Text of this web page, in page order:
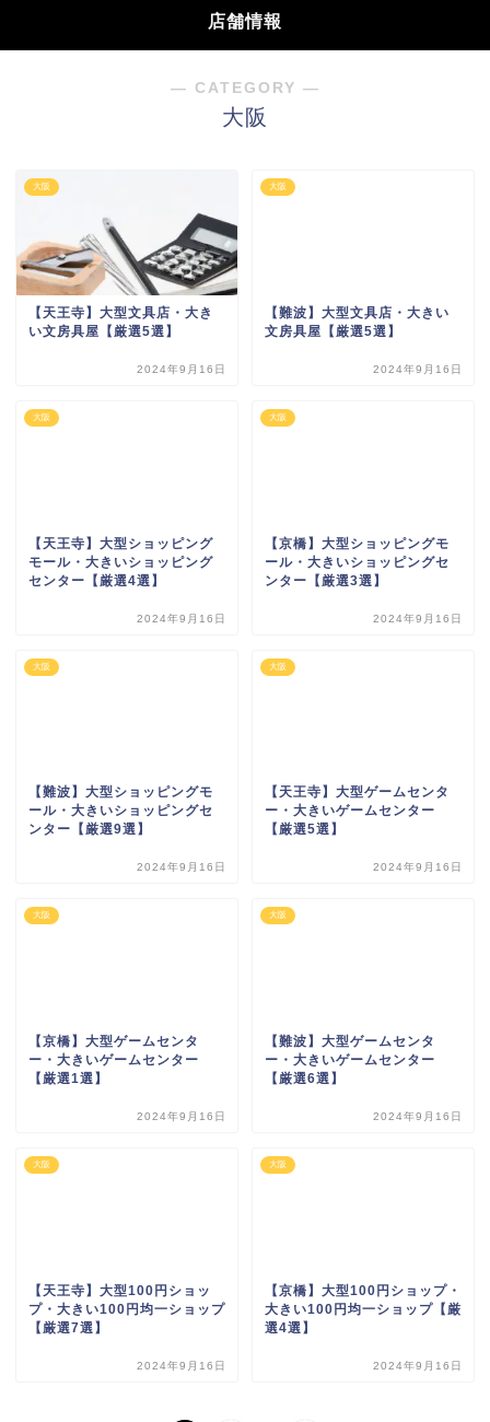
店舗情報
― CATEGORY ―
大阪
大阪
【天王寺】大型文具店・大き
い文房具屋【厳選5選】
2024年9月16日
大阪
【難波】大型文具店・大きい
文房具屋【厳選5選】
2024年9月16日
大阪
【天王寺】大型ショッピング
モール・大きいショッピング
センター【厳選4選】
2024年9月16日
大阪
【京橋】大型ショッピングモ
ール・大きいショッピングセ
ンター【厳選3選】
2024年9月16日
大阪
【難波】大型ショッピングモ
ール・大きいショッピングセ
ンター【厳選9選】
2024年9月16日
大阪
【天王寺】大型ゲームセンタ
ー・大きいゲームセンター
【厳選5選】
2024年9月16日
大阪
【京橋】大型ゲームセンタ
ー・大きいゲームセンター
【厳選1選】
2024年9月16日
大阪
【難波】大型ゲームセンタ
ー・大きいゲームセンター
【厳選6選】
2024年9月16日
大阪
【天王寺】大型100円ショッ
プ・大きい100円均一ショップ
【厳選7選】
2024年9月16日
大阪
【京橋】大型100円ショップ・
大きい100円均一ショップ【厳
選4選】
2024年9月16日